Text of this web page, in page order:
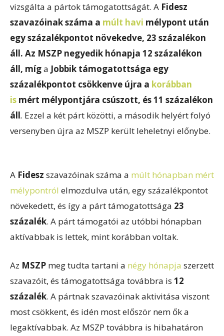
vizsgálta a pártok támogatottságát. A Fidesz
szavazóinak száma a múlt havi mélypont után
egy százalékpontot növekedve, 23 százalékon
áll. Az MSZP negyedik hónapja 12 százalékon
áll, míga Jobbik támogatottsága egy
százalékpontot csökkenve újra a korábban
is mért mélypontjára csúszott, és 11 százalékon
áll. Ezzel a két párt közötti, a második helyért folyó
versenyben újra az MSZP került leheletnyi előnybe.
A Fidesz szavazóinak száma a múlt hónapban mért
mélypontról elmozdulva után, egy százalékpontot
növekedett, és így a párt támogatottsága 23
százalék. A párt támogatói az utóbbi hónapban
aktívabbak is lettek, mint korábban voltak.
Az MSZP meg tudta tartani a négy hónapja szerzett
szavazóit, és támogatottsága továbbra is 12
százalék. A pártnak szavazóinak aktivitása viszont
most csökkent, és idén most először nem ők a
legaktívabbak. Az MSZP továbbra is hibahatáron